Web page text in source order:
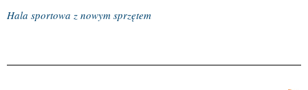
Hala sportowa z nowym sprzętem